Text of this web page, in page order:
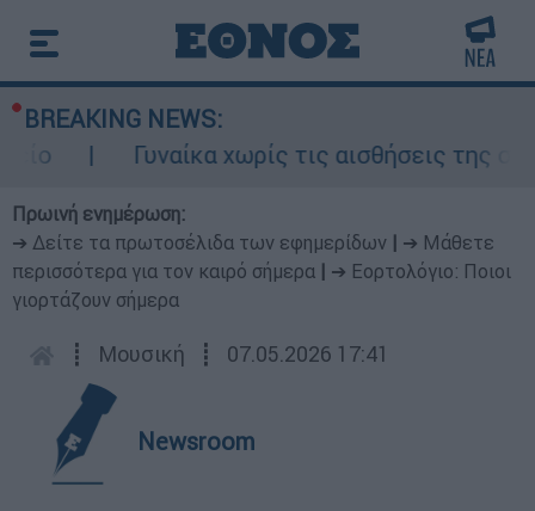
BREAKING NEWS:
Γυναίκα χωρίς τις αισθήσεις της σε
Πρωινή ενημέρωση:
➔ Δείτε τα πρωτοσέλιδα των εφημερίδων
➔ Μάθετε
περισσότερα για τον καιρό σήμερα
➔ Εορτολόγιο: Ποιοι
γιορτάζουν σήμερα
┋ Μουσική ┋ 07.05.2026 17:41
Newsroom